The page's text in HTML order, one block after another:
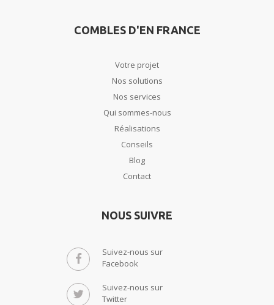
COMBLES D'EN FRANCE
Votre projet
Nos solutions
Nos services
Qui sommes-nous
Réalisations
Conseils
Blog
Contact
NOUS SUIVRE
Suivez-nous sur
Facebook
Suivez-nous sur
Twitter